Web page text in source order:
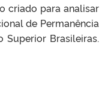
criado para analisar
de Permanência
Superior Brasileiras.